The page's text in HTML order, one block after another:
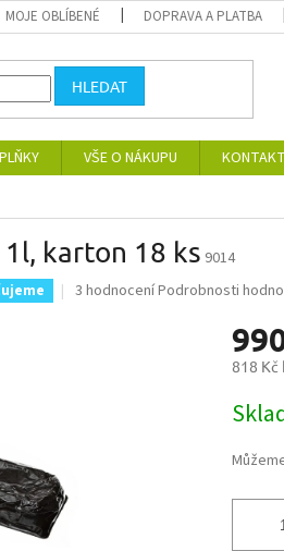
MOJE OBLÍBENÉ DOPRAVA A PLATBA
HLEDAT
VŠE O NÁKUPU
KONTAKT
karton 18 ks 9014
Průměrné
3 hodnoceníPodrobnosti
818 Kč
cena: